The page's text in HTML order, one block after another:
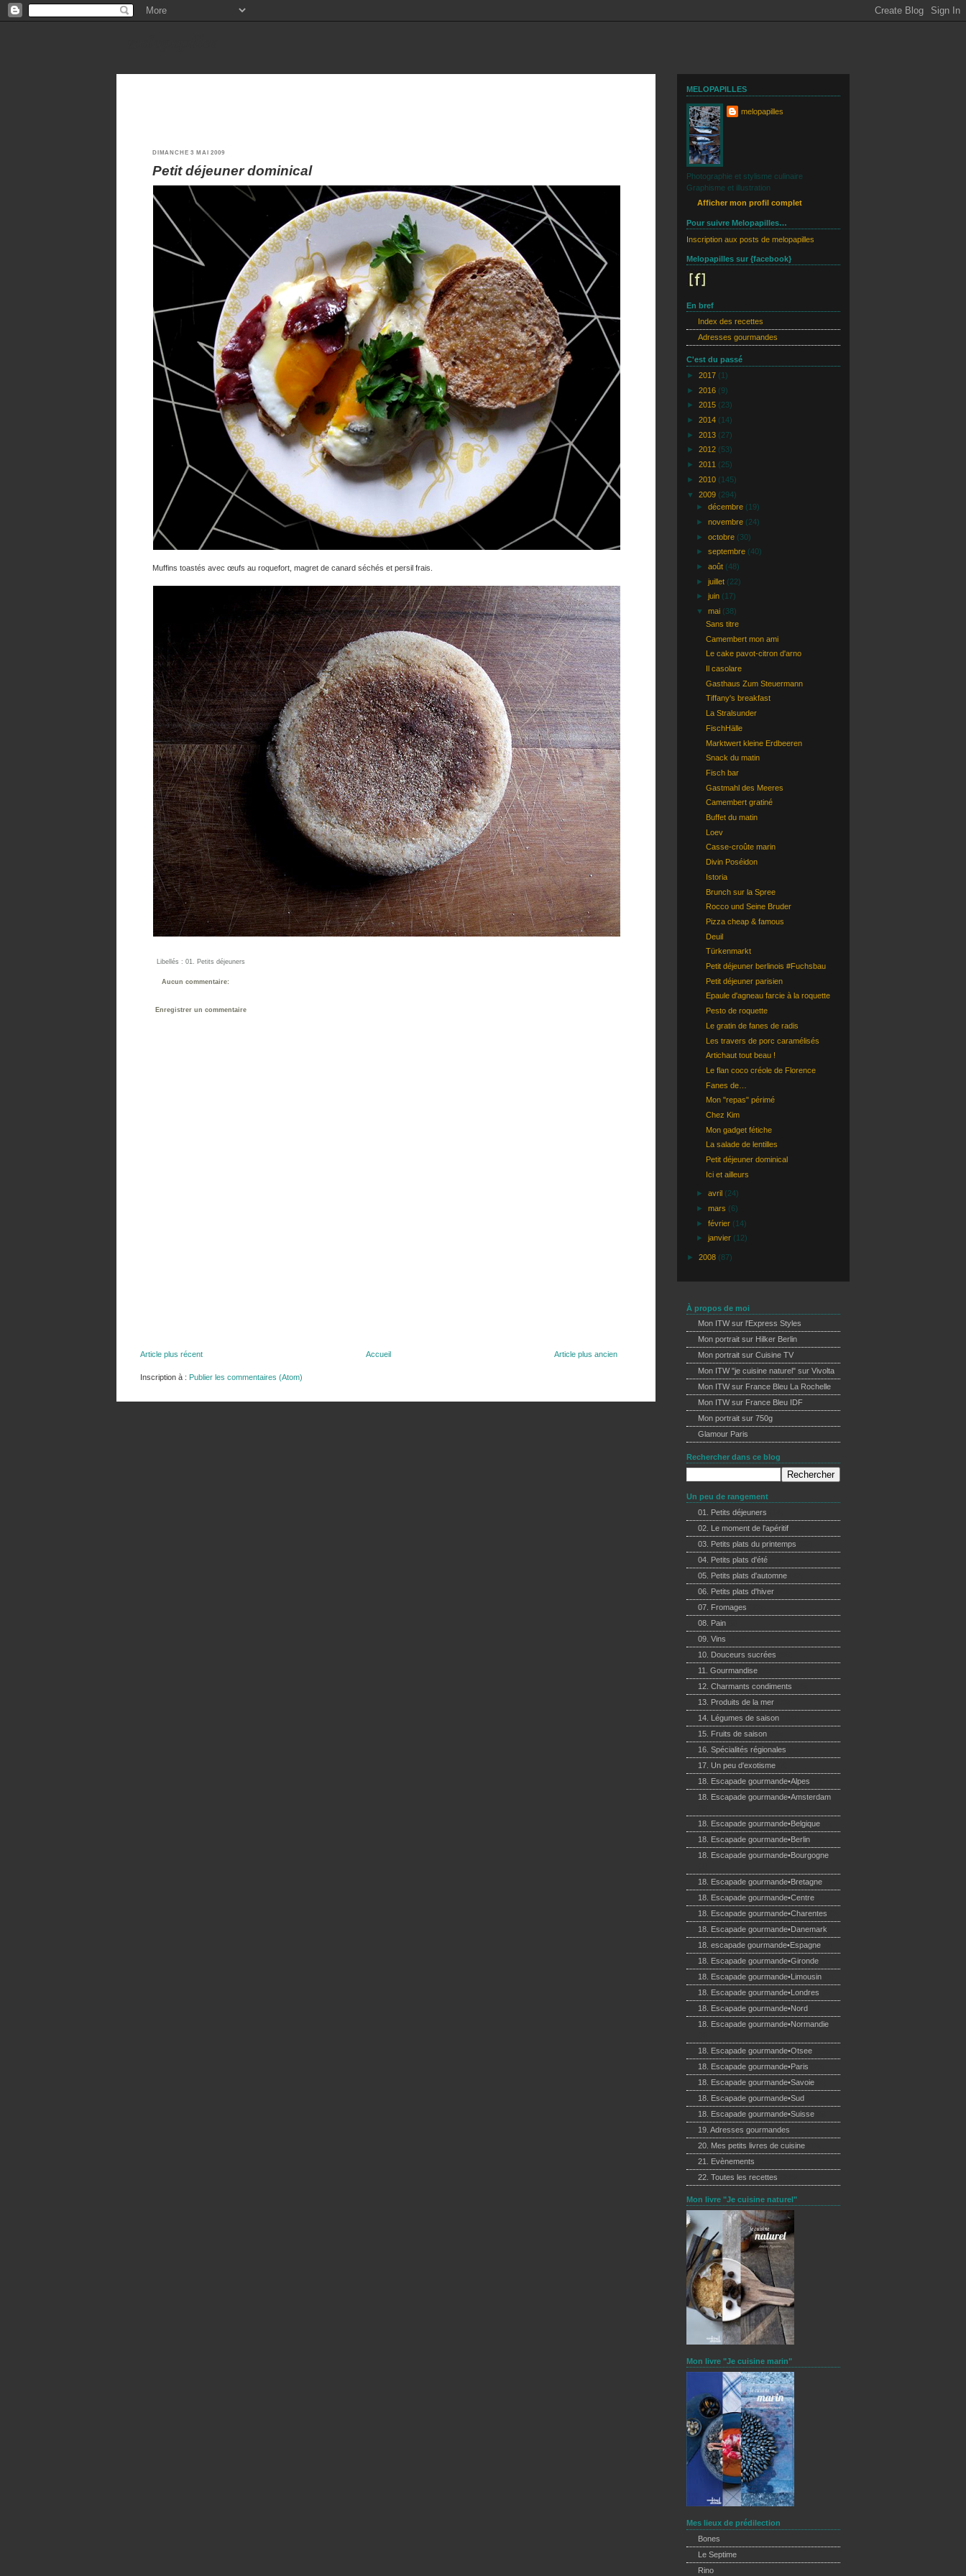
DIMANCHE 3 MAI 2009
Petit déjeuner dominical
Muffins toastés avec œufs au roquefort, magret de canard séchés et persil frais.
Libellés : 01. Petits déjeuners
Aucun commentaire:
Enregistrer un commentaire
Article plus récent Article plus ancien
Accueil
Inscription à : Publier les commentaires (Atom)
MELOPAPILLES
melopapilles
Photographie et stylisme culinaire
Graphisme et illustration
Afficher mon profil complet
Pour suivre Melopapilles…
Inscription aux posts de melopapilles
Melopapilles sur {facebook}
En bref
Index des recettes
Adresses gourmandes
C'est du passé
► 2017 (1)
► 2016 (9)
► 2015 (23)
► 2014 (14)
► 2013 (27)
► 2012 (53)
► 2011 (25)
► 2010 (145)
▼ 2009 (294)
► décembre (19)
► novembre (24)
► octobre (30)
► septembre (40)
► août (48)
► juillet (22)
► juin (17)
▼ mai (38)
Sans titre
Camembert mon ami
Le cake pavot-citron d'arno
Il casolare
Gasthaus Zum Steuermann
Tiffany's breakfast
La Stralsunder
FischHälle
Marktwert kleine Erdbeeren
Snack du matin
Fisch bar
Gastmahl des Meeres
Camembert gratiné
Buffet du matin
Loev
Casse-croûte marin
Divin Poséidon
Istoria
Brunch sur la Spree
Rocco und Seine Bruder
Pizza cheap & famous
Deuil
Türkenmarkt
Petit déjeuner berlinois #Fuchsbau
Petit déjeuner parisien
Epaule d'agneau farcie à la roquette
Pesto de roquette
Le gratin de fanes de radis
Les travers de porc caramélisés
Artichaut tout beau !
Le flan coco créole de Florence
Fanes de…
Mon "repas" périmé
Chez Kim
Mon gadget fétiche
La salade de lentilles
Petit déjeuner dominical
Ici et ailleurs
► avril (24)
► mars (6)
► février (14)
► janvier (12)
► 2008 (87)
À propos de moi
Mon ITW sur l'Express Styles
Mon portrait sur Hilker Berlin
Mon portrait sur Cuisine TV
Mon ITW "je cuisine naturel" sur Vivolta
Mon ITW sur France Bleu La Rochelle
Mon ITW sur France Bleu IDF
Mon portrait sur 750g
Glamour Paris
Rechercher dans ce blog
Un peu de rangement
01. Petits déjeuners
02. Le moment de l'apéritif
03. Petits plats du printemps
04. Petits plats d'été
05. Petits plats d'automne
06. Petits plats d'hiver
07. Fromages
08. Pain
09. Vins
10. Douceurs sucrées
11. Gourmandise
12. Charmants condiments
13. Produits de la mer
14. Légumes de saison
15. Fruits de saison
16. Spécialités régionales
17. Un peu d'exotisme
18. Escapade gourmande•Alpes
18. Escapade gourmande•Amsterdam
18. Escapade gourmande•Belgique
18. Escapade gourmande•Berlin
18. Escapade gourmande•Bourgogne
18. Escapade gourmande•Bretagne
18. Escapade gourmande•Centre
18. Escapade gourmande•Charentes
18. Escapade gourmande•Danemark
18. escapade gourmande•Espagne
18. Escapade gourmande•Gironde
18. Escapade gourmande•Limousin
18. Escapade gourmande•Londres
18. Escapade gourmande•Nord
18. Escapade gourmande•Normandie
18. Escapade gourmande•Otsee
18. Escapade gourmande•Paris
18. Escapade gourmande•Savoie
18. Escapade gourmande•Sud
18. Escapade gourmande•Suisse
19. Adresses gourmandes
20. Mes petits livres de cuisine
21. Evènements
22. Toutes les recettes
Mon livre "Je cuisine naturel"
Mon livre "Je cuisine marin"
Mes lieux de prédilection
Bones
Le Septime
Rino